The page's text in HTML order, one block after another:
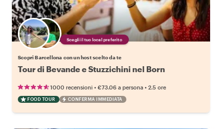
Scegli il tuo local preferito
Scopri Barcellona con un host scelto da te
Tour di Bevande e Stuzzichini nel Born
1000 recensioni • €73.06 a persona • 2.5 ore
FOOD TOUR CONFERMA IMMEDIATA